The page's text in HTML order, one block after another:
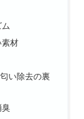
素材
い除去の裏
臭